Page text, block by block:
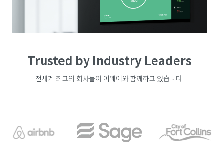
Trusted by Industry Leaders
전세계 최고의 회사들이 어웨어와 함께하고 있습니다.